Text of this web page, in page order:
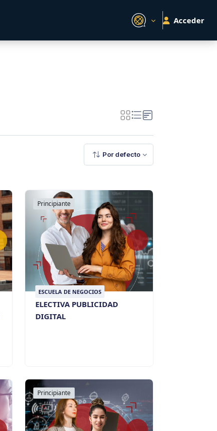
Acceder
Por defecto
Principiante
ESCUELA DE NEGOCIOS
ELECTIVA PUBLICIDAD
DIGITAL
Principiante